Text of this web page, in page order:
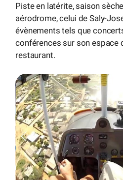
Piste en latérite, saison
aérodrome, celui de Saly-
évènements tels que
conférences sur son espace
restaurant.